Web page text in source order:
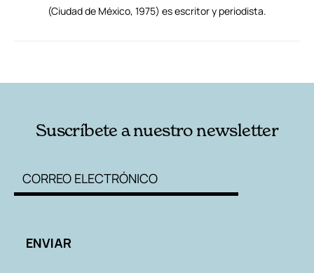
(Ciudad de México, 1975) es escritor y periodista.
Suscríbete a nuestro newsletter